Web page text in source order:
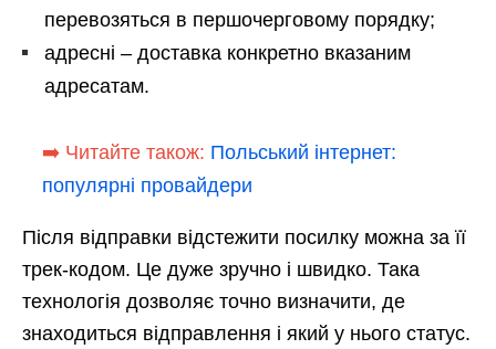
перевозяться в першочерговому порядку;
адресні – доставка конкретно вказаним
адресатам.
➡️ Читайте також: Польський інтернет:
популярні провайдери
Після відправки відстежити посилку можна за її
трек-кодом. Це дуже зручно і швидко. Така
технологія дозволяє точно визначити, де
знаходиться відправлення і який у нього статус.